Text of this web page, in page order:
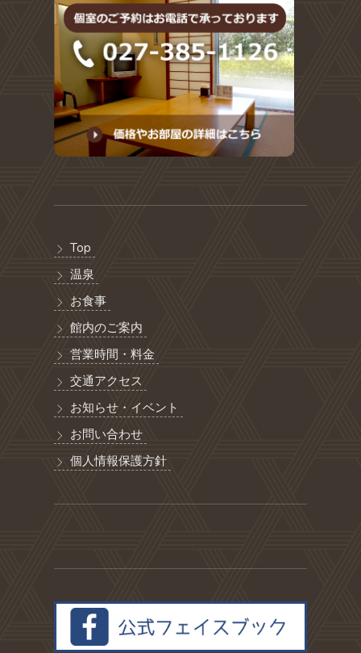
Top
温泉
お食事
館内のご案内
営業時間・料金
交通アクセス
お知らせ・イベント
お問い合わせ
個人情報保護方針